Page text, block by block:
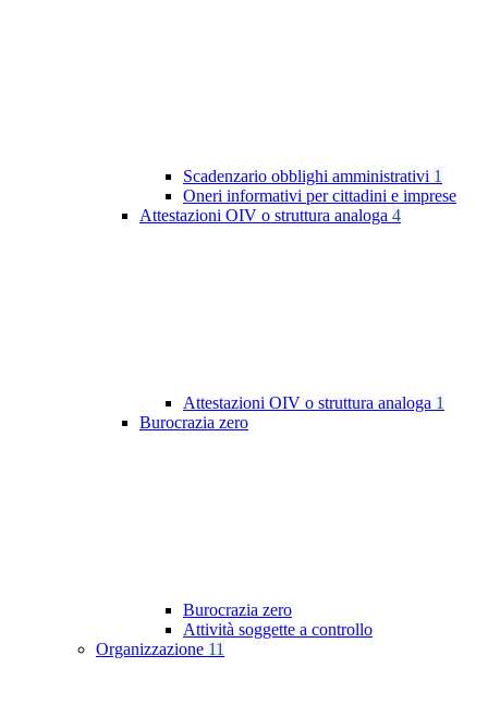
Scadenzario obblighi amministrativi 1
Oneri informativi per cittadini e imprese
Attestazioni OIV o struttura analoga 4
Attestazioni OIV o struttura analoga 1
Burocrazia zero
Burocrazia zero
Attività soggette a controllo
Organizzazione 11